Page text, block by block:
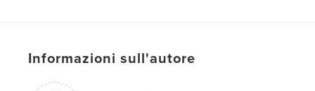
Informazioni sull'autore